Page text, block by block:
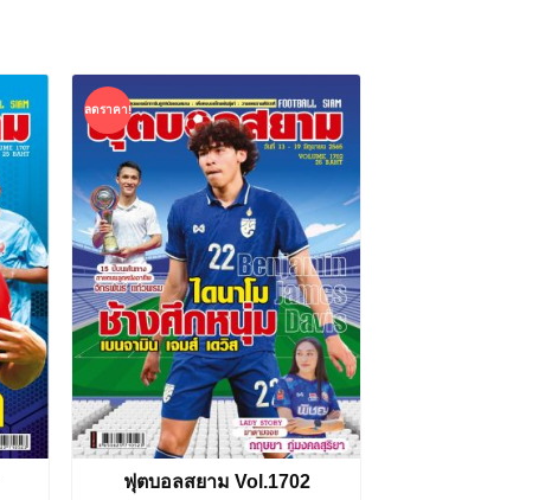
ลดราคา!
ฟุตบอลสยาม Vol.1702